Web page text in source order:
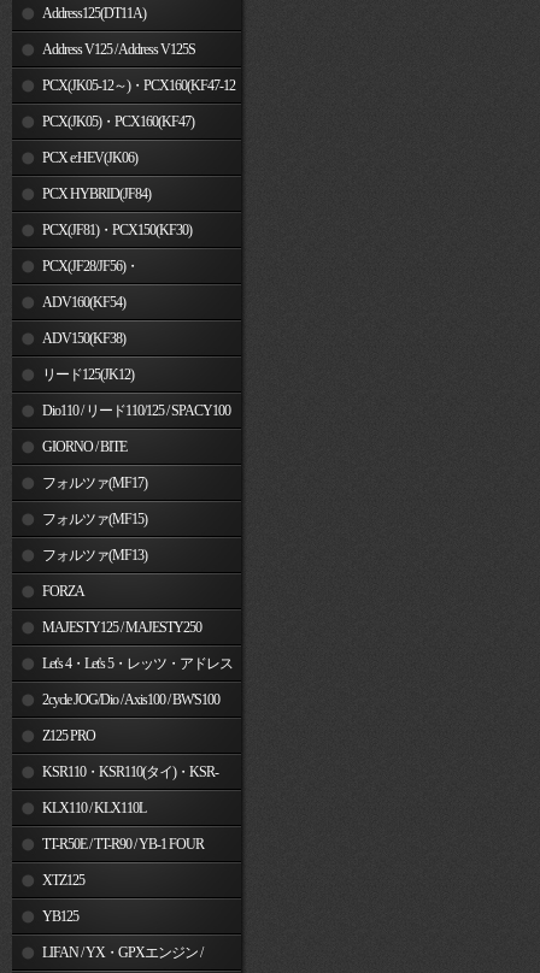
Address125(DT11A)
Address V125 / Address V125S
PCX(JK05-12～)・PCX160(KF47-12
～) PCX(JK05)・PCX160(KF47)
PCX e:HEV(JK06)
PCX HYBRID(JF84)
PCX(JF81)・PCX150(KF30)
PCX(JF28/JF56)・
PCX150(KF12/KF18)
ADV160(KF54)
ADV150(KF38)
リード125(JK12)
Dio110 / リード110/125 / SPACY100
GIORNO / BITE
フォルツァ(MF17)
フォルツァ(MF15)
フォルツァ(MF13)
FORZA
MAJESTY125 / MAJESTY250
Let's 4・Let's 5・レッツ・アドレス
V50 2cycle JOG/Dio / Axis100 / BW'S100
Z125 PRO
KSR110・KSR110(タイ)・KSR-
I/II・KSR PRO
KLX110 / KLX110L
TT-R50E / TT-R90 / YB-1 FOUR
XTZ125
YB125
LIFAN / YX・GPXエンジン /